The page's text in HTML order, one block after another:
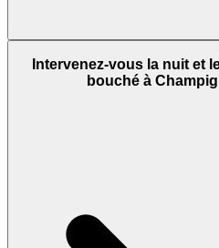
Intervenez-vous la nuit et
bouché à